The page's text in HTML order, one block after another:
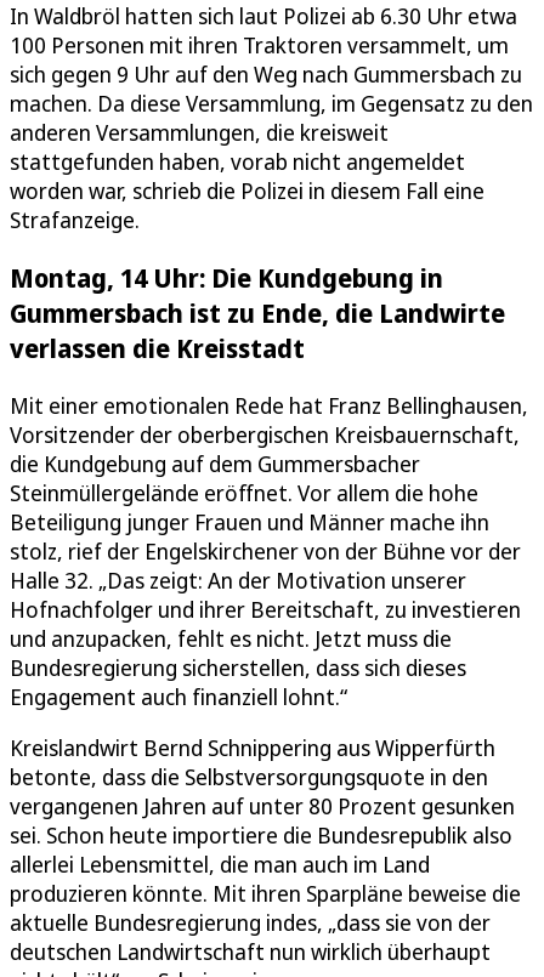
In Waldbröl hatten sich laut Polizei ab 6.30 Uhr etwa
100 Personen mit ihren Traktoren versammelt, um
sich gegen 9 Uhr auf den Weg nach Gummersbach zu
machen. Da diese Versammlung, im Gegensatz zu den
anderen Versammlungen, die kreisweit
stattgefunden haben, vorab nicht angemeldet
worden war, schrieb die Polizei in diesem Fall eine
Strafanzeige.
Montag, 14 Uhr: Die Kundgebung in
Gummersbach ist zu Ende, die Landwirte
verlassen die Kreisstadt
Mit einer emotionalen Rede hat Franz Bellinghausen,
Vorsitzender der oberbergischen Kreisbauernschaft,
die Kundgebung auf dem Gummersbacher
Steinmüllergelände eröffnet. Vor allem die hohe
Beteiligung junger Frauen und Männer mache ihn
stolz, rief der Engelskirchener von der Bühne vor der
Halle 32. „Das zeigt: An der Motivation unserer
Hofnachfolger und ihrer Bereitschaft, zu investieren
und anzupacken, fehlt es nicht. Jetzt muss die
Bundesregierung sicherstellen, dass sich dieses
Engagement auch finanziell lohnt.“
Kreislandwirt Bernd Schnippering aus Wipperfürth
betonte, dass die Selbstversorgungsquote in den
vergangenen Jahren auf unter 80 Prozent gesunken
sei. Schon heute importiere die Bundesrepublik also
allerlei Lebensmittel, die man auch im Land
produzieren könnte. Mit ihren Sparpläne beweise die
aktuelle Bundesregierung indes, „dass sie von der
deutschen Landwirtschaft nun wirklich überhaupt